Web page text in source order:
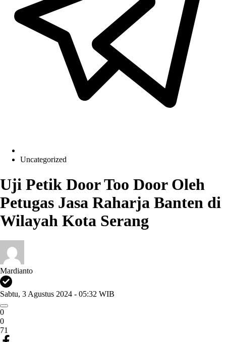
Uncategorized
Uji Petik Door Too Door Oleh
Petugas Jasa Raharja Banten di
Wilayah Kota Serang
Mardianto
Sabtu, 3 Agustus 2024 - 05:32 WIB
0
0
71